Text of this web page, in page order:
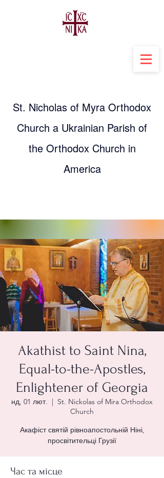
St. Nicholas of Myra Orthodox
Church a Ukrainian Parish of
the Orthodox Church in
America
Akathist to Saint Nina,
Equal-to-the-Apostles,
Enlightener of Georgia
нд, 01 лют.
  |
St. Nickolas of Mira Orthodox
Church
Акафіст святій рівноапостольній Ніні,
просвітительці Грузії
Час та місце